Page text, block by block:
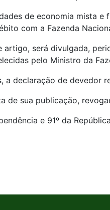
de economia mista
com a Fazenda
artigo, será divulgada,
pelo Ministro da
declaração de devedor
de sua publicação,
e 91º da